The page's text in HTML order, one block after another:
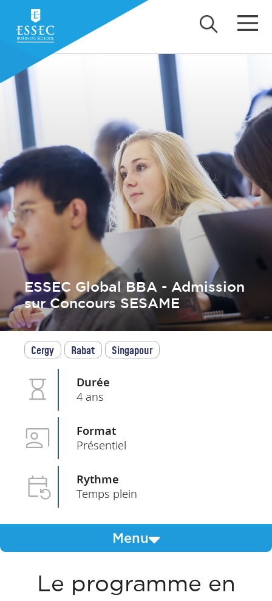
ESSEC Global BBA - Admission
sur Concours SESAME
Cergy Rabat Singapour
Durée
4 ans
Format
Présentiel
Rythme
Temps plein
Menu
Le programme en